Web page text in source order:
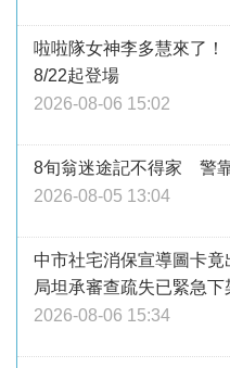
啦啦隊女神李多慧來了
8/22起登場
2026-08-06 15:02
8旬翁迷途記不得家 警
2026-08-05 13:04
中市社宅消保宣導圖卡
局坦承審查疏失已緊急下
2026-08-06 15:34